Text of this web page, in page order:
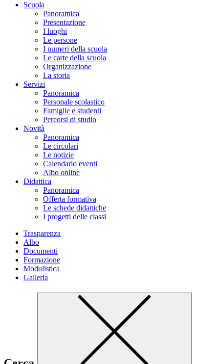
Scuola
Panoramica
Presentazione
I luoghi
Le persone
I numeri della scuola
Le carte della scuola
Organizzazione
La storia
Servizi
Panoramica
Personale scolastico
Famiglie e studenti
Percorsi di studio
Novità
Panoramica
Le circolari
Le notizie
Calendario eventi
Albo online
Didattica
Panoramica
Offerta formativa
Le schede didattiche
I progetti delle classi
Trasparenza
Albo
Documenti
Formazione
Modulistica
Galleria